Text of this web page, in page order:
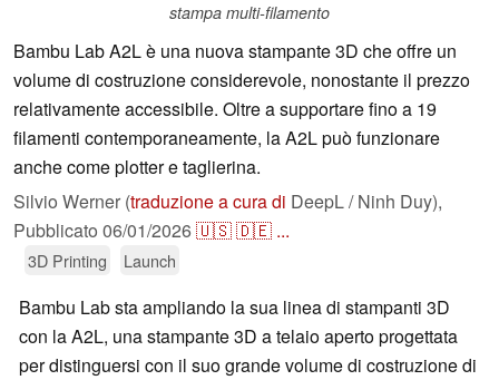
stampa multi-filamento
Bambu Lab A2L è una nuova stampante 3D che offre un
volume di costruzione considerevole, nonostante il prezzo
relativamente accessibile. Oltre a supportare fino a 19
filamenti contemporaneamente, la A2L può funzionare
anche come plotter e taglierina.
Silvio Werner (traduzione a cura di DeepL / Ninh Duy),
Pubblicato 06/01/2026🇺🇸🇩🇪 ...
3D Printing Launch
Bambu Lab sta ampliando la sua linea di stampanti 3D
con la A2L, una stampante 3D a telaio aperto progettata
per distinguersi con il suo grande volume di costruzione di